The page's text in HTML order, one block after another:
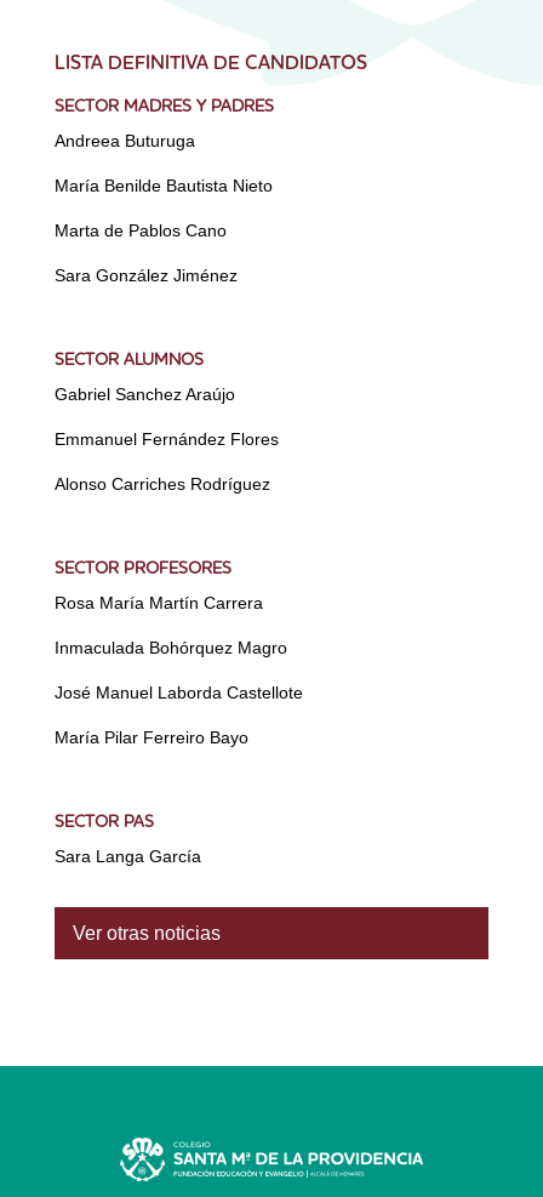
LISTA DEFINITIVA DE CANDIDATOS
SECTOR MADRES Y PADRES
Andreea Buturuga
María Benilde Bautista Nieto
Marta de Pablos Cano
Sara González Jiménez
SECTOR ALUMNOS
Gabriel Sanchez Araújo
Emmanuel Fernández Flores
Alonso Carriches Rodríguez
SECTOR PROFESORES
Rosa María Martín Carrera
Inmaculada Bohórquez Magro
José Manuel Laborda Castellote
María Pilar Ferreiro Bayo
SECTOR PAS
Sara Langa García
Ver otras noticias